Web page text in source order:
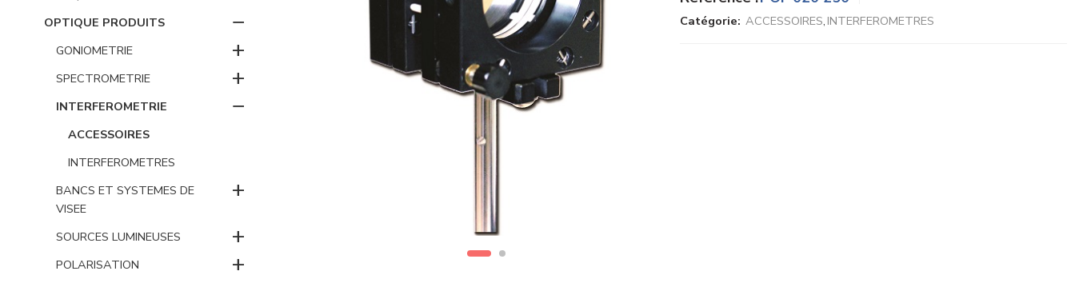
Catégorie: ACCESSOIRES, INTERFEROMETRES
OPTIQUE PRODUITS
−
GONIOMETRIE +
SPECTROMETRIE +
INTERFEROMETRIE −
ACCESSOIRES
INTERFEROMETRES
BANCS ET SYSTEMES DE
VISEE
+
SOURCES LUMINEUSES +
POLARISATION +